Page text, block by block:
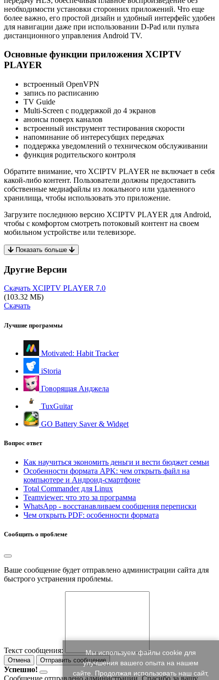
необходимости установки сторонних приложений. Что еще
более важно, его простой дизайн и удобный интерфейс удобен
для навигации даже при использовании D-Pad или пульта
дистанционного управления Android TV.
Основные функции приложения XCIPTV
PLAYER
встроенный OpenVPN
запись по расписанию
TV Guide
Multi-Screen с поддержкой до 4 экранов
анонсы поверх каналов
встроенный инструмент тестирования скорости
напоминание об интересубщих передачах
поддержка уведомлений о техническом обслуживании
функция родительского контроля
Обратите внимание, что XCIPTV PLAYER не включает в себя
какой-либо контент. Пользователи должны предоставить
собственные медиафайлы из локального или удаленного
хранилища, чтобы использовать это приложение.
Загрузите последнюю версию XCIPTV PLAYER для Android,
чтобы с комфортом смотреть потоковый контент на своем
мобильном устройстве или телевизоре.
Показать больше
Другие Версии
Скачать XCIPTV PLAYER 7.0
(103.32 МБ)
Скачать
Лучшие программы
Motivated: Habit Tracker
iStoria
Говорящая Анджела
TuxGuitar
GO Battery Saver & Widget
Вопрос ответ
Как научиться экономить деньги и вести бюджет семьи
Особенности формата APK: чем открыть файл на
компьютере и Андроид-смартфоне
Total Commander для Linux
Teamviewer: что это за программа
WhatsApp - восстанавливаем сообщения переписки
Чем открыть PDF: особенности формата
Сообщить о проблеме
Ваше сообщение будет отправлено администрации сайта для
быстрого устранения проблемы.
Текст сообщения:
Отмена Отправить сообщение
Успешно!
Мы используем файлы cookie для
улучшения вашего опыта на нашем
сайте. Продолжая использовать наш сайт,